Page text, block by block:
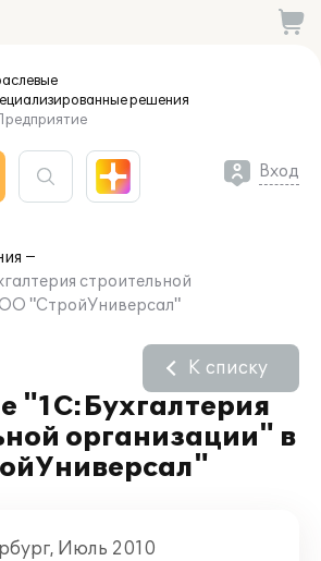
решения
Вход
строительной
"СтройУниверсал"
"1С:Бухгалтерия
организации" в
К списку
Июль 2010